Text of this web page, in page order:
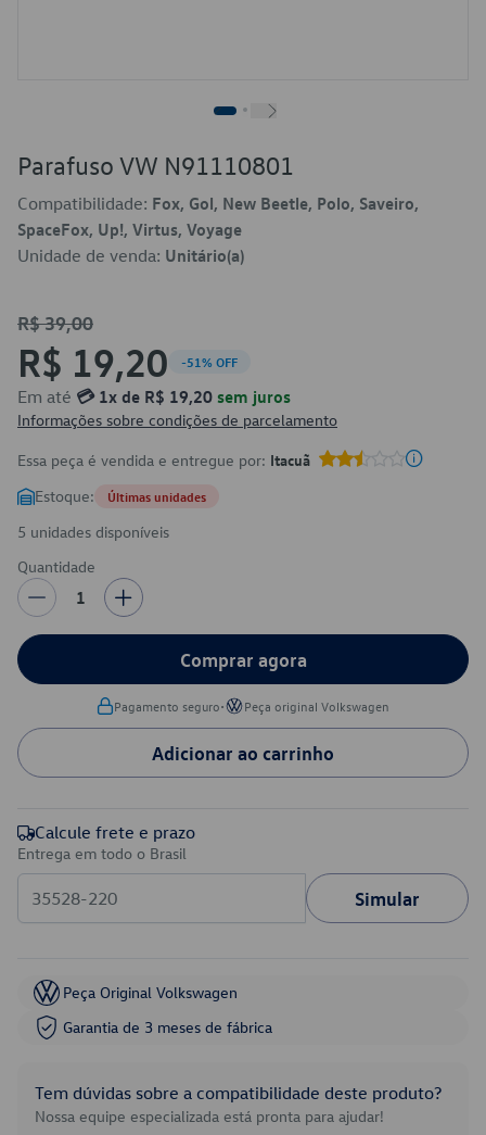
Parafuso VW N91110801
Compatibilidade: Fox, Gol, New Beetle, Polo, Saveiro,
SpaceFox, Up!, Virtus, Voyage
Unidade de venda: Unitário(a)
R$ 39,00
R$ 19,20 -51% OFF
Em até 💳 1x de R$ 19,20 sem juros
Informações sobre condições de parcelamento
Essa peça é vendida e entregue por: Itacuã
Estoque: Últimas unidades
5 unidades disponíveis
Quantidade
1
Comprar agora
Pagamento seguro• Peça original Volkswagen
Adicionar ao carrinho
Calcule frete e prazo
Entrega em todo o Brasil
Simular
Peça Original Volkswagen
Garantia de 3 meses de fábrica
Tem dúvidas sobre a compatibilidade deste produto?
Nossa equipe especializada está pronta para ajudar!